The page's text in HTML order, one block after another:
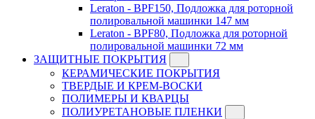
Leraton - BPF150, Подложка для роторной
полировальной машинки 147 мм
Leraton - BPF80, Подложка для роторной
полировальной машинки 72 мм
ЗАЩИТНЫЕ ПОКРЫТИЯ
КЕРАМИЧЕСКИЕ ПОКРЫТИЯ
ТВЕРДЫЕ И КРЕМ-ВОСКИ
ПОЛИМЕРЫ И КВАРЦЫ
ПОЛИУРЕТАНОВЫЕ ПЛЕНКИ